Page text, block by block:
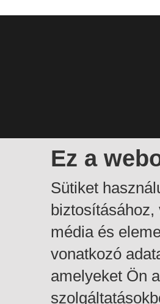
Ez a
Sütiket
média és
vonatkozó
amelyeket Ön